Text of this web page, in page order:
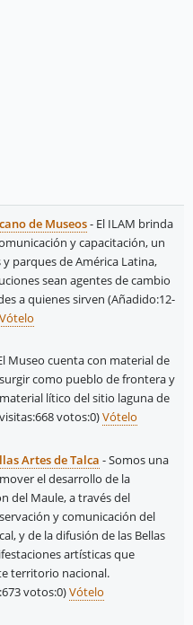
de Museos- El ILAM brinda
y capacitación, un
parques de América Latina,
sean agentes de cambio
a quienes sirven (Añadido:12-
Vótelo
Museo cuenta con material de
como pueblo de frontera y
lítico del sitio laguna de
votos:0)Vótelo
Artes de Talca - Somos una
el desarrollo de la
del Maule, a través del
y comunicación del
y de la difusión de las Bellas
artísticas que
territorio nacional.
votos:0)Vótelo